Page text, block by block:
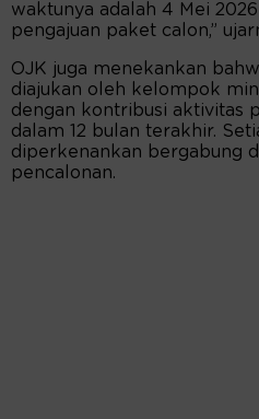
waktunya adalah 4 Mei
pengajuan paket calon,”
OJK juga menekankan
diajukan oleh kelompok
dengan kontribusi aktivitas
dalam 12 bulan terakhir.
diperkenankan bergabung
pencalonan.